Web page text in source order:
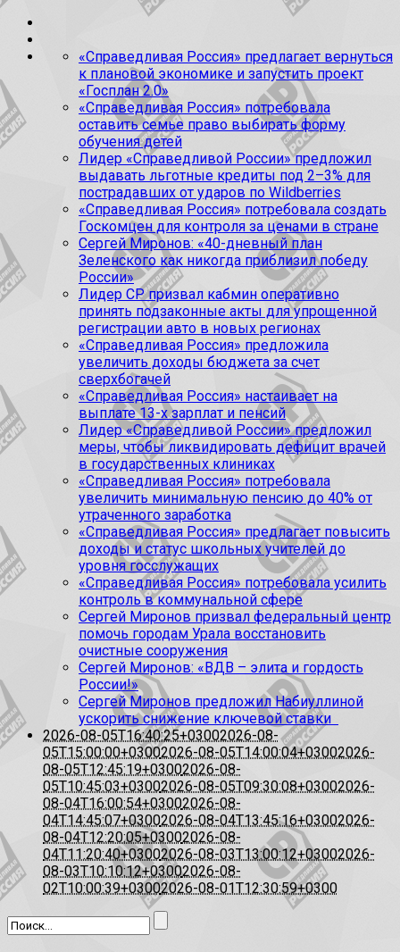
«Справедливая Россия» предлагает вернуться
к плановой экономике и запустить проект
«Госплан 2.0»
«Справедливая Россия» потребовала
оставить семье право выбирать форму
обучения детей
Лидер «Справедливой России» предложил
выдавать льготные кредиты под 2–3% для
пострадавших от ударов по Wildberries
«Справедливая Россия» потребовала создать
Госкомцен для контроля за ценами в стране
Сергей Миронов: «40-дневный план
Зеленского как никогда приблизил победу
России»
Лидер СР призвал кабмин оперативно
принять подзаконные акты для упрощенной
регистрации авто в новых регионах
«Справедливая Россия» предложила
увеличить доходы бюджета за счет
сверхбогачей
«Справедливая Россия» настаивает на
выплате 13-х зарплат и пенсий
Лидер «Справедливой России» предложил
меры, чтобы ликвидировать дефицит врачей
в государственных клиниках
«Справедливая Россия» потребовала
увеличить минимальную пенсию до 40% от
утраченного заработка
«Справедливая Россия» предлагает повысить
доходы и статус школьных учителей до
уровня госслужащих
«Справедливая Россия» потребовала усилить
контроль в коммунальной сфере
Сергей Миронов призвал федеральный центр
помочь городам Урала восстановить
очистные сооружения
Сергей Миронов: «ВДВ – элита и гордость
России!»
Сергей Миронов предложил Набиуллиной
ускорить снижение ключевой ставки
2026-08-05T16:40:25+03002026-08-
05T15:00:00+03002026-08-05T14:00:04+03002026-
08-05T12:45:19+03002026-08-
05T10:45:03+03002026-08-05T09:30:08+03002026-
08-04T16:00:54+03002026-08-
04T14:45:07+03002026-08-04T13:45:16+03002026-
08-04T12:20:05+03002026-08-
04T11:20:40+03002026-08-03T13:00:12+03002026-
08-03T10:10:12+03002026-08-
02T10:00:39+03002026-08-01T12:30:59+0300